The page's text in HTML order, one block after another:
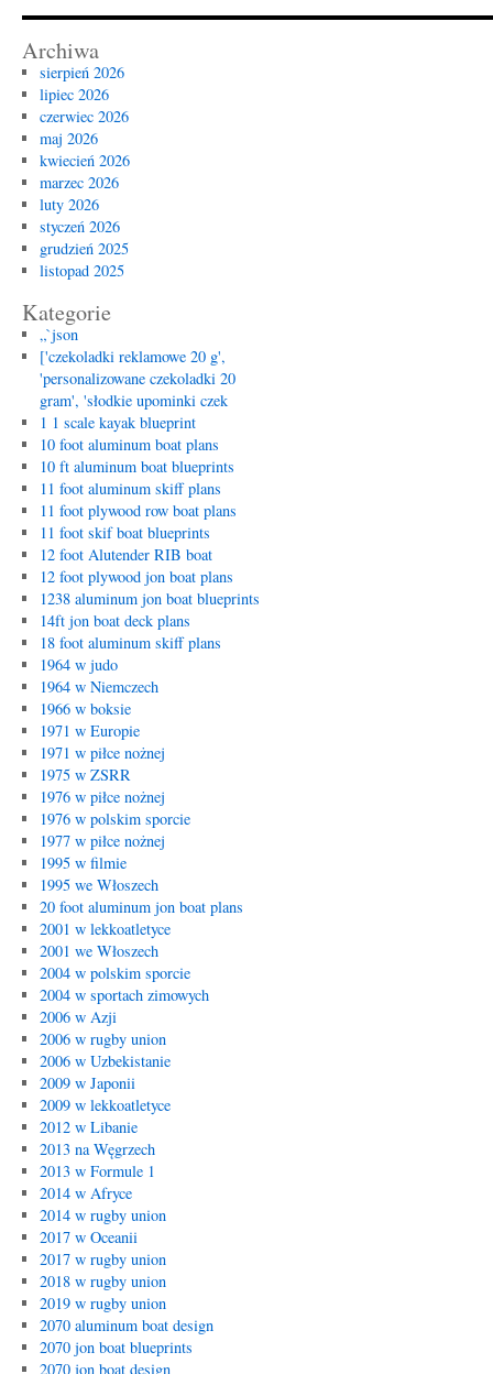
Archiwa
sierpień 2026
lipiec 2026
czerwiec 2026
maj 2026
kwiecień 2026
marzec 2026
luty 2026
styczeń 2026
grudzień 2025
listopad 2025
Kategorie
„`json
['czekoladki reklamowe 20 g',
'personalizowane czekoladki 20
gram', 'słodkie upominki czek
1 1 scale kayak blueprint
10 foot aluminum boat plans
10 ft aluminum boat blueprints
11 foot aluminum skiff plans
11 foot plywood row boat plans
11 foot skif boat blueprints
12 foot Alutender RIB boat
12 foot plywood jon boat plans
1238 aluminum jon boat blueprints
14ft jon boat deck plans
18 foot aluminum skiff plans
1964 w judo
1964 w Niemczech
1966 w boksie
1971 w Europie
1971 w piłce nożnej
1975 w ZSRR
1976 w piłce nożnej
1976 w polskim sporcie
1977 w piłce nożnej
1995 w filmie
1995 we Włoszech
20 foot aluminum jon boat plans
2001 w lekkoatletyce
2001 we Włoszech
2004 w polskim sporcie
2004 w sportach zimowych
2006 w Azji
2006 w rugby union
2006 w Uzbekistanie
2009 w Japonii
2009 w lekkoatletyce
2012 w Libanie
2013 na Węgrzech
2013 w Formule 1
2014 w Afryce
2014 w rugby union
2017 w Oceanii
2017 w rugby union
2018 w rugby union
2019 w rugby union
2070 aluminum boat design
2070 jon boat blueprints
2070 jon boat design